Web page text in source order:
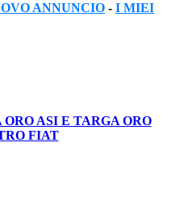
ANNUNCIO - I MIEI
ASI E TARGA ORO
FIAT